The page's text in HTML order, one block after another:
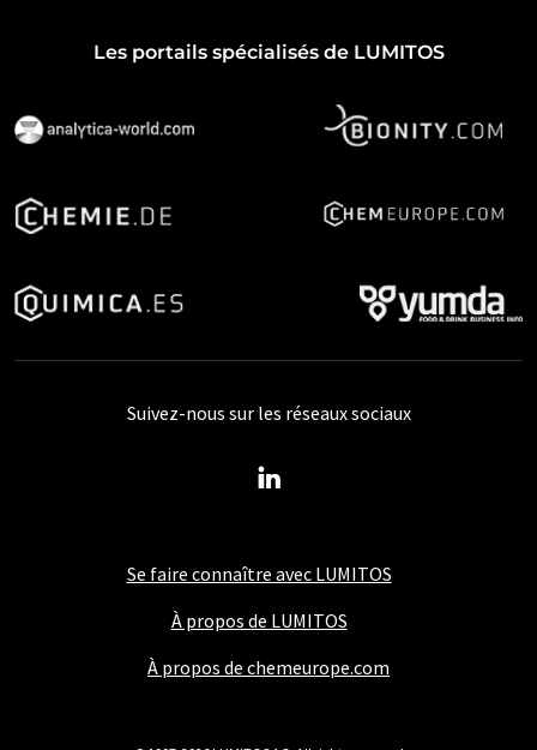
Les portails spécialisés de LUMITOS
Se faire connaître avec LUMITOS
À propos de LUMITOS
À propos de chemeurope.com
Suivez-nous sur les réseaux sociaux